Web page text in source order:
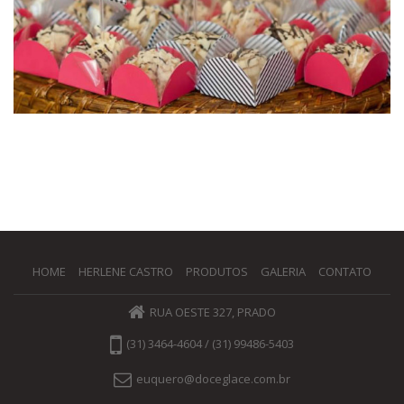
HOME HERLENE CASTRO PRODUTOS GALERIA CONTATO
RUA OESTE 327, PRADO
(31) 3464-4604 / (31) 99486-5403
euquero@doceglace.com.br